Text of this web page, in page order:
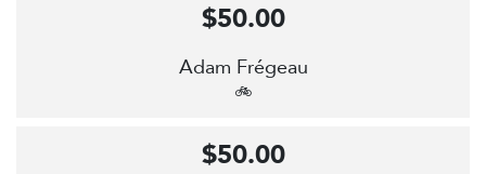
Adam Frégeau
🚲
$50.00
$50.00